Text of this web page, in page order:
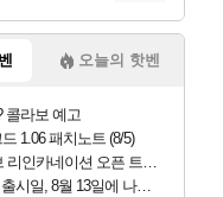
오늘의 핫벤
콜라보 예고
1.06 패치노트 (8/5)
인카네이션 오픈 트레일러
시일, 8월 13일에 나오나